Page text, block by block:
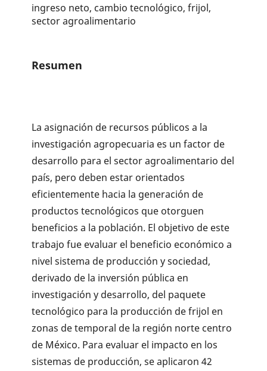
ingreso neto, cambio tecnológico, frijol,
sector agroalimentario
Resumen
La asignación de recursos públicos a la
investigación agropecuaria es un factor de
desarrollo para el sector agroalimentario del
país, pero deben estar orientados
eficientemente hacia la generación de
productos tecnológicos que otorguen
beneficios a la población. El objetivo de este
trabajo fue evaluar el beneficio económico a
nivel sistema de producción y sociedad,
derivado de la inversión pública en
investigación y desarrollo, del paquete
tecnológico para la producción de frijol en
zonas de temporal de la región norte centro
de México. Para evaluar el impacto en los
sistemas de producción, se aplicaron 42